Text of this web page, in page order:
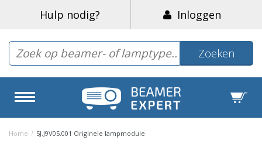
Hulp nodig? Inloggen
Zoeken
Home / 5J.J9V05.001 Originele lampmodule